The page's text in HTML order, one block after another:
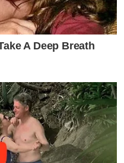
A Deep Breath